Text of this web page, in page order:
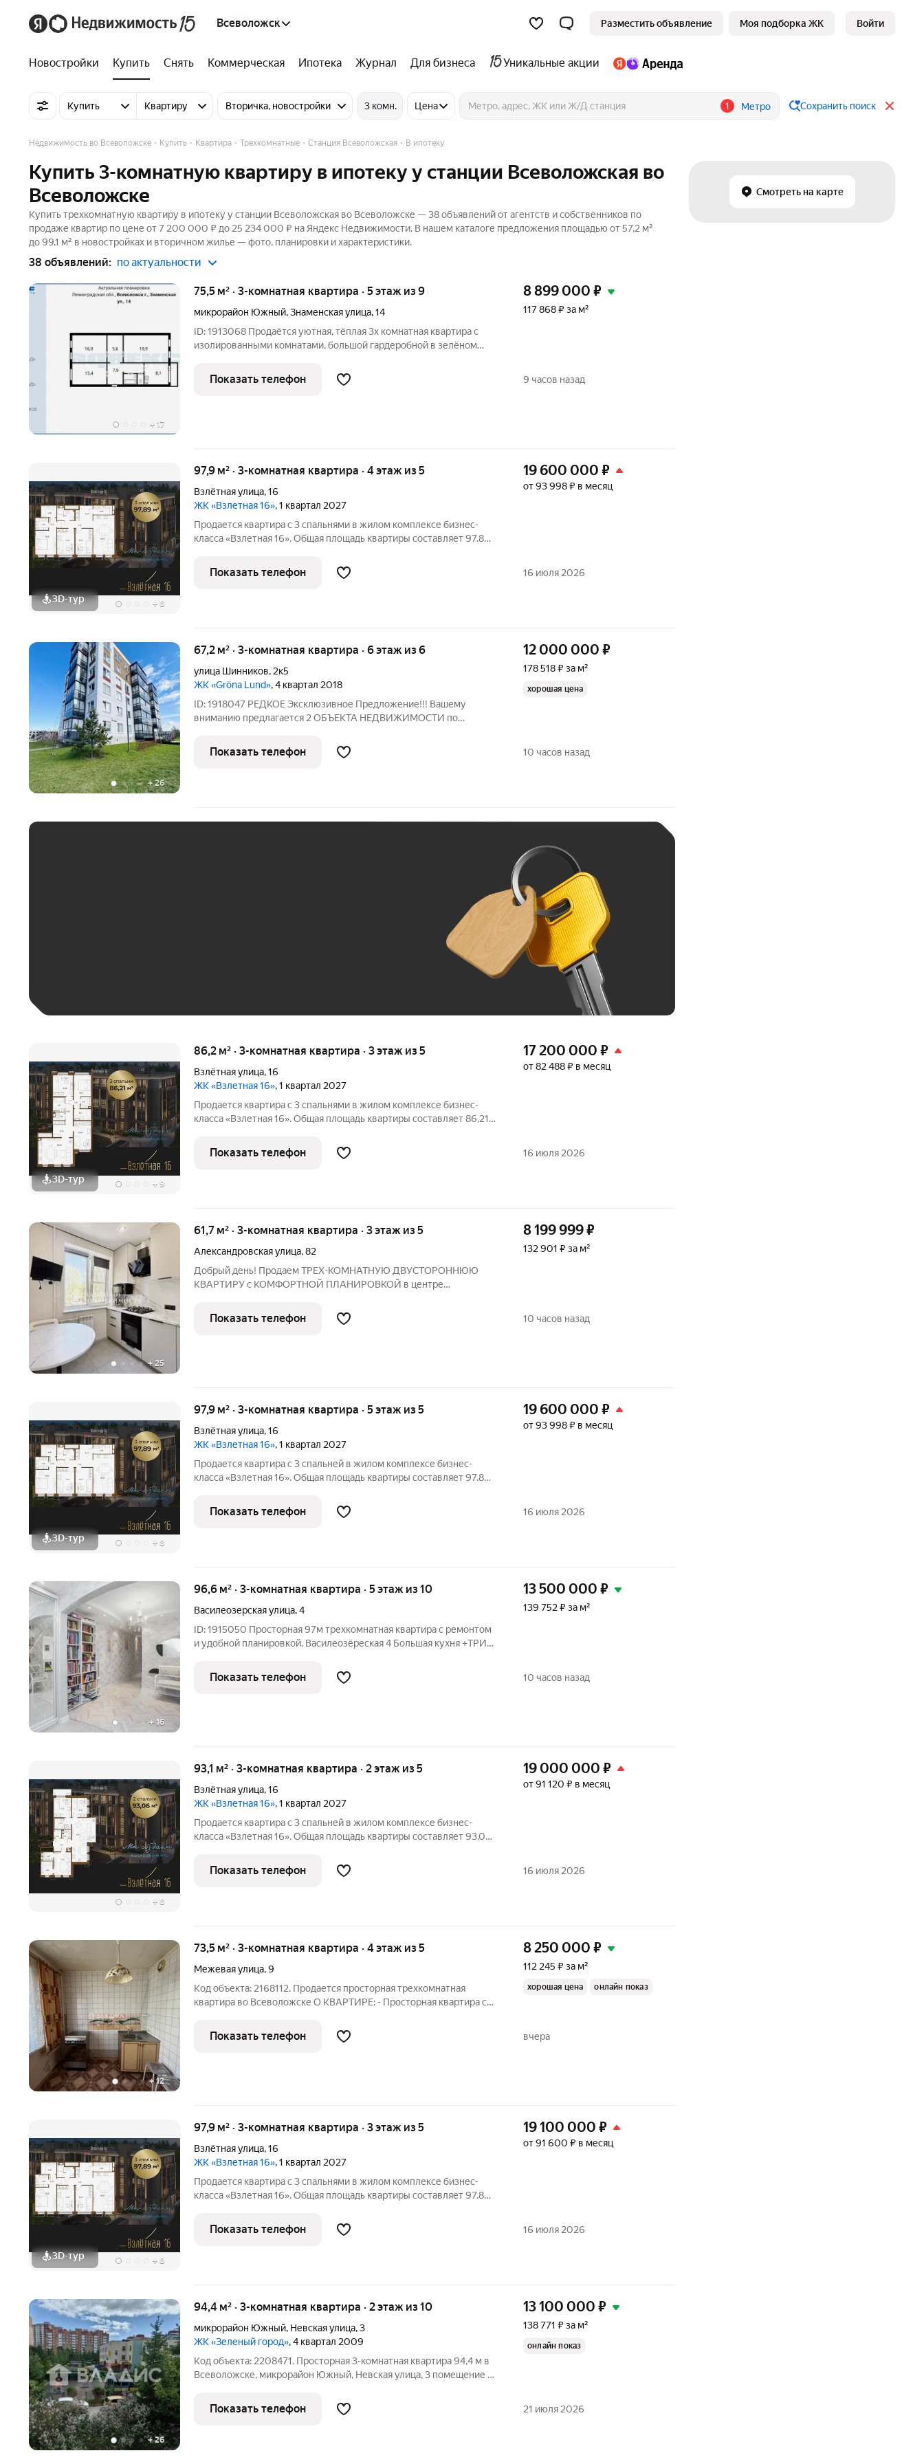
Всеволожск Разместить объявление Моя подборка ЖК Войти
Новостройки Купить Снять Коммерческая Ипотека Журнал Для бизнеса Уникальные акции
Купить Квартиру Вторичка, новостройки 3 комн. Цена 1 Метро Сохранить поиск
Смотреть на карте
Недвижимость во Всеволожске Купить Квартира Трехкомнатные Станция Всеволожская В ипотеку
Купить 3-комнатную квартиру в ипотеку у станции Всеволожская во
Всеволожске
Купить трехкомнатную квартиру в ипотеку у станции Всеволожская во Всеволожске — 38 объявлений от агентств и собственников по
продаже квартир по цене от 7 200 000 ₽ до 25 234 000 ₽ на Яндекс Недвижимости. В нашем каталоге предложения площадью от 57,2 м²
до 99,1 м² в новостройках и вторичном жилье — фото, планировки и характеристики.
38 объявлений: по актуальности
+ 17
75,5 м² · 3-комнатная квартира · 5 этаж из 9
микрорайон Южный,Знаменская улица,14
ID: 1913068 Продаётся уютная, тёплая 3х комнатная квартира с
изолированными комнатами, большой гардеробной в зелёном
с переездом в другой город. Большие комнаты, удобная кухня с
выходом
8 899 000 ₽
117 868 ₽ за м²
Показать телефон 9 часов назад
3D-тур + 8
97,9 м² · 3-комнатная квартира · 4 этаж из 5
Взлётная улица,16
ЖК «Взлетная 16», 1 квартал 2027
Продается квартира с 3 спальнями в жилом комплексе бизнес-
класса «Взлетная 16». Общая площадь квартиры составляет 97.89
гостиную с двумя окнами. С мастер спальней площадью 16 м2 со
своим сан. узлом
19 600 000 ₽
от 93 998 ₽ в месяц
Показать телефон 16 июля 2026
+26
67,2 м² · 3-комнатная квартира · 6 этаж из 6
улица Шинников, 2к5
ЖК «Gröna Lund», 4 квартал 2018
ID: 1918047 РЕДКОЕ Эксклюзивное Предложение!!! Вашему
вниманию предлагается 2 ОБЪЕКТА НЕДВИЖИМОСТИ по
комнатная квартира с хорошей планировкой в ЖК Grоna Lund
города Всеволожска!
12 000 000 ₽
178 518 ₽ за м²
хорошая цена
Показать телефон 10 часов назад
3D-тур + 9
86,2 м² · 3-комнатная квартира · 3 этаж из 5
Взлётная улица,16
ЖК «Взлетная 16», 1 квартал 2027
Продается квартира с 3 спальнями в жилом комплексе бизнес-
класса «Взлетная 16». Общая площадь квартиры составляет 86,21
гостиную с тремя окнами. Мастер спальня площадью 12 м2 со
своим сан. узлом и
17 200 000 ₽
от 82 488 ₽ в месяц
Показать телефон 16 июля 2026
+ 25
61,7 м² · 3-комнатная квартира · 3 этаж из 5
Александровская улица,82
Добрый день! Продаем ТРЕХ-КОМНАТНУЮ ДВУСТОРОННЮЮ
КВАРТИРУ с КОМФОРТНОЙ ПЛАНИРОВКОЙ в центре
квартиры указана БЕЗ УЧЕТА вместительного балкона. А теперь, к
объявлению. ! Продажа БЕЗ КОМИССИИ !
8 199 999₽
132 901 ₽ за м²
Показать телефон 10 часов назад
3D-тур + 8
97,9 м² · 3-комнатная квартира · 5 этаж из 5
Взлётная улица,16
ЖК «Взлетная 16», 1 квартал 2027
Продается квартира с 3 спальней в жилом комплексе бизнес-
класса «Взлетная 16». Общая площадь квартиры составляет 97.89
гостиную с двумя окнами. С мастер спальней площадью 16 м2 со
своим сан. узлом
19 600 000 ₽
от 93 998 ₽ в месяц
Показать телефон 16 июля 2026
+16
96,6 м² · 3-комнатная квартира · 5 этаж из 10
Василеозерская улица,4
ID: 1915050 Просторная 97м трехкомнатная квартира с ремонтом
и удобной планировкой. Василеозёреская 4 Большая кухня +ТРИ
Всеволожска. Комната 25.2 с двумя окнами + комната 14,1 +
комната 12,8 Рядом -
13 500 000 ₽
139 752 ₽ за м²
Показать телефон 10 часов назад
+ 8
93,1 м² · 3-комнатная квартира · 2 этаж из 5
Взлётная улица,16
ЖК «Взлетная 16», 1 квартал 2027
Продается квартира с 3 спальней в жилом комплексе бизнес-
класса «Взлетная 16». Общая площадь квартиры составляет 93,06
гостиную с эркером (архитектурным решением с панорамным
остеклением) . Мастер
19 000 000 ₽
от 91 120 ₽ в месяц
Показать телефон 16 июля 2026
+12
73,5 м² · 3-комнатная квартира · 4 этаж из 5
Межевая улица,9
Код объекта: 2168112. Продается просторная трехкомнатная
квартира во Всеволожске О КВАРТИРЕ: - Просторная квартира с
светлая, окна выходят во тихий и спокойный двор - Сделан
косметический
8 250 000 ₽
112 245 ₽ за м²
хорошая цена онлайн показ
Показать телефон вчера
3D-тур + 8
97,9 м² · 3-комнатная квартира · 3 этаж из 5
Взлётная улица,16
ЖК «Взлетная 16», 1 квартал 2027
Продается квартира с 3 спальнями в жилом комплексе бизнес-
класса «Взлетная 16». Общая площадь квартиры составляет 97.89
гостиную с двумя окнами. С мастер спальней площадью 16 м2 со
своим сан. узлом
19 100 000 ₽
от 91 600 ₽ в месяц
Показать телефон 16 июля 2026
+26
94,4 м² · 3-комнатная квартира · 2 этаж из 10
микрорайон Южный, Невская улица,3
ЖК «Зеленый город», 4 квартал 2009
Код объекта: 2208471. Просторная 3-комнатная квартира 94,4 м в
Всеволожске, микрорайон Южный, Невская улица, 3 помещение с
комнаты позволяют реализовать как классическую планировку,
так и
13 100 000 ₽
138 771 ₽ за м²
онлайн показ
Показать телефон 21 июля 2026